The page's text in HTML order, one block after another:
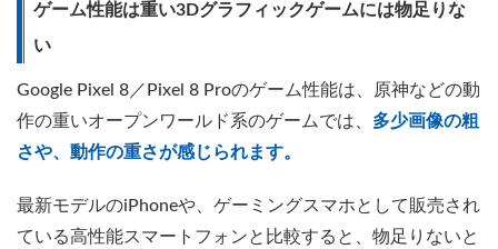
ゲーム性能は重い3Dグラフィックゲームには物足りな
い
Google Pixel 8／Pixel 8 Proのゲーム性能は、原神などの動
作の重いオープンワールド系のゲームでは、 多少画像の粗
さや、動作の重さが感じられます。
最新モデルのiPhoneや、ゲーミングスマホとして販売され
ている高性能スマートフォンと比較すると、物足りないと